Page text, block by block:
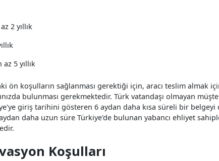
2 yıllık
5 yıllık
ön koşulların sağlanması gerektiği için, aracı teslim almak
bulunması gerekmektedir. Türk vatandaşı olmayan
giriş tarihini gösteren 6 aydan daha kısa süreli bir belgeyi
daha uzun süre Türkiye'de bulunan yabancı ehliyet
Koşulları